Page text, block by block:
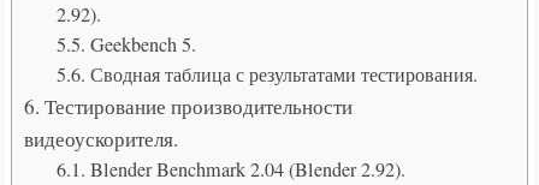
2.92).
5.5. Geekbench 5.
5.6. Сводная таблица с результатами тестирования.
6. Тестирование производительности
видеоускорителя.
6.1. Blender Benchmark 2.04 (Blender 2.92).